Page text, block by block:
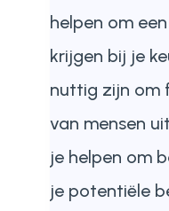
helpen om
krijgen bij je
nuttig zijn om
van mensen
je helpen om
je potentiële